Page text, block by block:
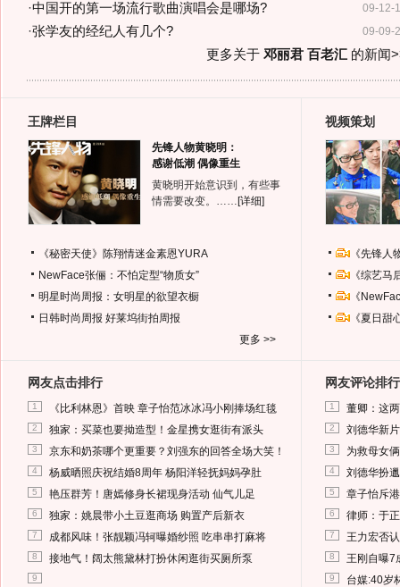
09-12-
·中国开的第一场流行歌曲演唱会是哪场?
09-09-
·张学友的经纪人有几个?
更多关于 邓丽君 百老汇的新闻
王牌栏目
先锋人物黄晓明：
感谢低潮 偶像重生
黄晓明开始意识到，有些事
情需要改变。…… [详细]
《秘密天使》陈翔情迷金素恩YURA
NewFace张俪：不怕定型“物质女”
明星时尚周报：女明星的欲望衣橱
日韩时尚周报 好莱坞街拍周报
更多 >>
视频策划
《先锋
《综艺
《
《夏日
网友点击排行
1 《比利林恩》首映 章子怡范冰冰冯小刚捧场红毯
2 独家：买菜也要拗造型！金星携女逛街有派头
3 京东和奶茶哪个更重要？刘强东的回答全场大笑！
4 杨威晒照庆祝结婚8周年 杨阳洋轻抚妈妈孕肚
5 艳压群芳！唐嫣修身长裙现身活动 仙气儿足
6 独家：姚晨带小土豆逛商场 购置产后新衣
7 成都风味！张靓颖冯轲曝婚纱照 吃串串打麻将
8 接地气！阔太熊黛林打扮休闲逛街买厕所泵
9
网友评论排行
1 董卿：这
2 刘德华新
3 为救母女
4 刘德华扮
5 章子怡斥
6 律师：于
7 王力宏否
8 王刚自曝7
9 台媒:40岁